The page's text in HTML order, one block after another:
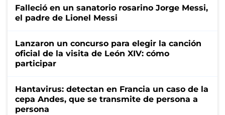
Falleció en un sanatorio rosarino Jorge Messi,
el padre de Lionel Messi
Lanzaron un concurso para elegir la canción
oficial de la visita de León XIV: cómo
participar
Hantavirus: detectan en Francia un caso de la
cepa Andes, que se transmite de persona a
persona